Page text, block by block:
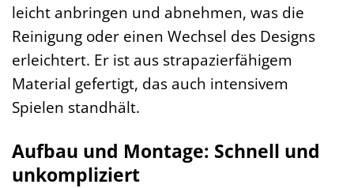
leicht anbringen und abnehmen, was die
Reinigung oder einen Wechsel des Designs
erleichtert. Er ist aus strapazierfähigem
Material gefertigt, das auch intensivem
Spielen standhält.
Aufbau und Montage: Schnell und
unkompliziert